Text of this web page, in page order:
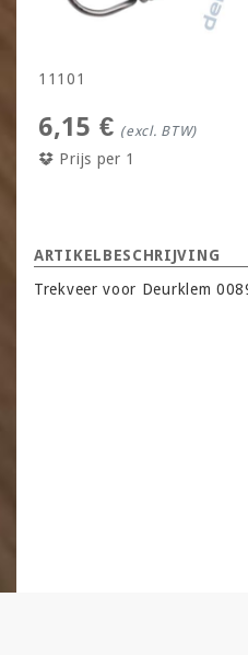
11101
6,15 € (excl. BTW)
Prijs per 1
ARTIKELBESCHRIJVING
Trekveer voor Deurklem